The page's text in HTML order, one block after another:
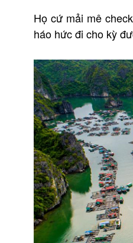
Họ cứ mải mê
háo hức đi cho kỳ